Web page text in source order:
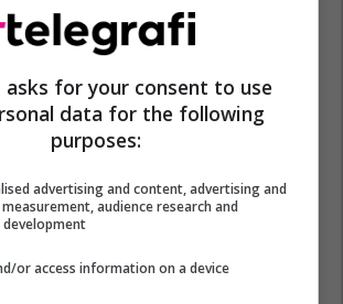
asks for your consent to use
data for the following
purposes:
advertising and content, advertising and
audience research and
development
or access information on a device